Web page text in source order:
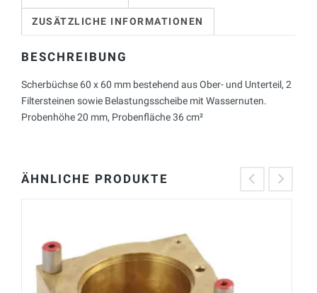
ZUSÄTZLICHE INFORMATIONEN
BESCHREIBUNG
Scherbüchse 60 x 60 mm bestehend aus Ober- und Unterteil, 2
Filtersteinen sowie Belastungsscheibe mit Wassernuten.
Probenhöhe 20 mm, Probenfläche 36 cm²
ÄHNLICHE PRODUKTE